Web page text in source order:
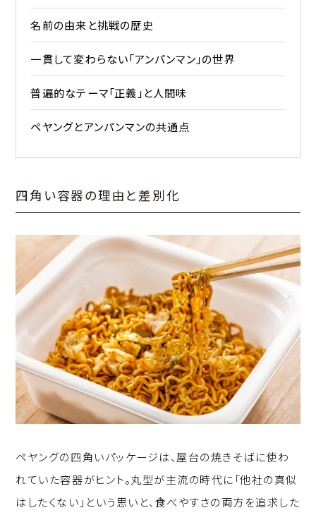
名前の由来と挑戦の歴史
一貫して変わらない「アンパンマン」の世界
普遍的なテーマ「正義」と人間味
ペヤングとアンパンマンの共通点
四角い容器の理由と差別化
ペヤングの四角いパッケージは、屋台の焼きそばに使わ
れていた容器がヒント。丸型が主流の時代に「他社の真似
はしたくない」という思いと、食べやすさの両方を追求した